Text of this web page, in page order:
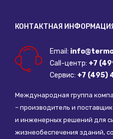
КОНТАКТНАЯ
Email:
Call-центр: +7
Сервис: +7 (495)
Международная группа
– производитель и
и инженерных решений для
жизнеобеспечения зданий,